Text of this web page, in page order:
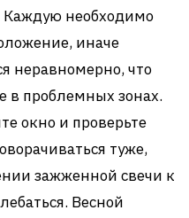
необходимо
иначе
неравномерно, что
в проблемных зонах.
окно и проверьте
туже,
зажженной свечи к
Весной